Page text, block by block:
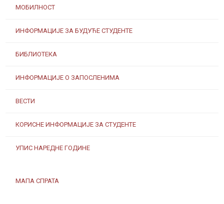
МОБИЛНОСТ
ИНФОРМАЦИЈЕ ЗА БУДУЋЕ СТУДЕНТЕ
БИБЛИОТЕКА
ИНФОРМАЦИЈЕ О ЗАПОСЛЕНИМА
ВЕСТИ
КОРИСНЕ ИНФОРМАЦИЈЕ ЗА СТУДЕНТЕ
УПИС НАРЕДНЕ ГОДИНЕ
МАПА СПРАТА